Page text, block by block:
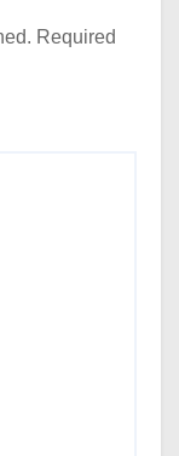
Required